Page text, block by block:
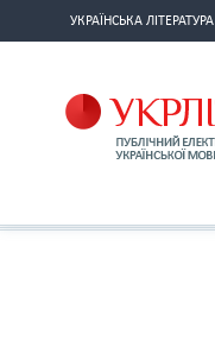
УКРАЇНСЬКА ЛІТЕРАТУРА